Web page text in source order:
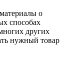
о
способах
других
нужный товар